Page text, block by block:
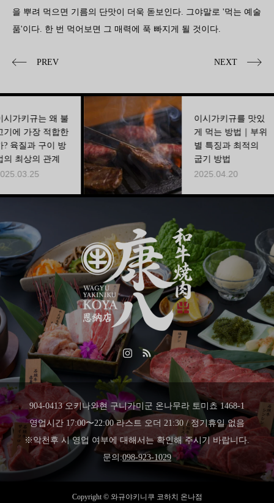
을 뿌려 먹으면 기름의 단맛이 더욱 돋보인다. 그야말로 '먹는 예술
품'이다. 한 번 먹어보면 그 매력에 푹 빠지게 될 것이다.
PREV NEXT
왜 불
합한
이 방
계
이시가키규를 맛있
게 먹는 방법｜부위
별 특징과 최적의
굽기 방법
2025.04.20
904-0413 오키나와현 구니가미군 온나무라 토미쵸 1468-1
영업시간 17:00〜22:00 라스트 오더 21:30 / 정기휴일 없음
※악천후 시 영업 여부에 대해서는 확인해 주시기 바랍니다.
문의:098-923-1029
Copyright © 와규야키니쿠 코하치 온나점